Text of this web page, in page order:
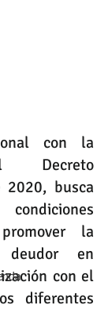
con la
Decreto
busca
la
deudor en
con el
diferentes